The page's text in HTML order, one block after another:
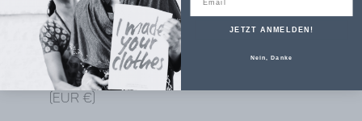
€)
Haiti (EUR €)
Honduras
(EUR €)
JETZT ANMELDEN!
Nein, Danke